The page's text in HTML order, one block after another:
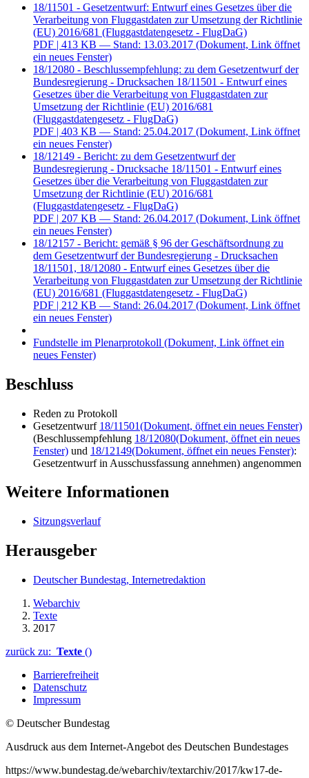
18/11501 - Gesetzentwurf: Entwurf eines Gesetzes über die
Verarbeitung von Fluggastdaten zur Umsetzung der Richtlinie
(EU) 2016/681 (Fluggastdatengesetz - FlugDaG)
PDF | 413 KB — Stand: 13.03.2017 (Dokument, Link öffnet
ein neues Fenster)
18/12080 - Beschlussempfehlung: zu dem Gesetzentwurf der
Bundesregierung - Drucksachen 18/11501 - Entwurf eines
Gesetzes über die Verarbeitung von Fluggastdaten zur
Umsetzung der Richtlinie (EU) 2016/681
(Fluggastdatengesetz - FlugDaG)
PDF | 403 KB — Stand: 25.04.2017 (Dokument, Link öffnet
ein neues Fenster)
18/12149 - Bericht: zu dem Gesetzentwurf der
Bundesregierung - Drucksache 18/11501 - Entwurf eines
Gesetzes über die Verarbeitung von Fluggastdaten zur
Umsetzung der Richtlinie (EU) 2016/681
(Fluggastdatengesetz - FlugDaG)
PDF | 207 KB — Stand: 26.04.2017 (Dokument, Link öffnet
ein neues Fenster)
18/12157 - Bericht: gemäß § 96 der Geschäftsordnung zu
dem Gesetzentwurf der Bundesregierung - Drucksachen
18/11501, 18/12080 - Entwurf eines Gesetzes über die
Verarbeitung von Fluggastdaten zur Umsetzung der Richtlinie
(EU) 2016/681 (Fluggastdatengesetz - FlugDaG)
PDF | 212 KB — Stand: 26.04.2017 (Dokument, Link öffnet
ein neues Fenster)
Fundstelle im Plenarprotokoll (Dokument, Link öffnet ein
neues Fenster)
Beschluss
Reden zu Protokoll
Gesetzentwurf 18/11501(Dokument, öffnet ein neues Fenster)
(Beschlussempfehlung 18/12080(Dokument, öffnet ein neues
Fenster) und 18/12149(Dokument, öffnet ein neues Fenster):
Gesetzentwurf in Ausschussfassung annehmen) angenommen
Weitere Informationen
Sitzungsverlauf
Herausgeber
Deutscher Bundestag, Internetredaktion
Webarchiv
Texte
2017
zurück zu: Texte ()
Barrierefreiheit
Datenschutz
Impressum
© Deutscher Bundestag
Ausdruck aus dem Internet-Angebot des Deutschen Bundestages
https://www.bundestag.de/webarchiv/textarchiv/2017/kw17-de-